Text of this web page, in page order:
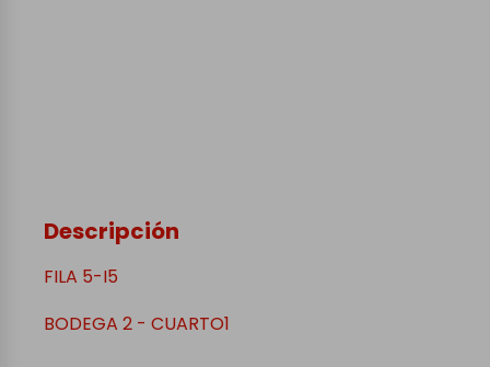
Descripción
FILA 5-I5
BODEGA 2 - CUARTO1